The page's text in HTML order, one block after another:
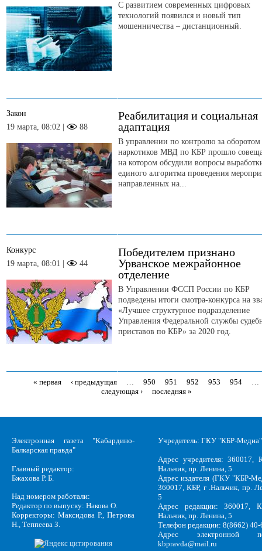
С развитием современных цифровых
технологий появился и новый тип
мошенничества – дистанционный.
Закон
19 марта, 08:02 |
88
Реабилитация и социальная
адаптация
В управлении по контролю за оборотом
наркотиков МВД по КБР прошло
на котором обсудили вопросы
единого алгоритма проведения
направленных на...
Конкурс
19 марта, 08:01 |
44
Победителем признано
Урванское межрайонное
отделение
В Управлении ФССП России по КБР
подведены итоги смотра-конкурса на
«Лучшее структурное подразделение
Управления Федеральной службы
приставов по КБР» за 2020 год.
Страницы
« первая ‹ предыдущая 950 951 952 953 954
следующая ›
последняя »
Электронная газета "Кабардино-
Балкарская правда"
Главный редактор:
Бжахова Р. Б.
Над номером работали:
Редактор по выпуску: Накова О.
Корректоры: Максидова Р., Петрова
Н., Теппеева З.
Учредитель: ГКУ "КБР-Медиа"
Адрес учредителя: 360017,
Нальчик, пр. Ленина, 5
Адрес издателя (ГКУ "КБР-
360017, КБР, г .Нальчик, пр.
5
Адрес редакции: 360017,
Нальчик, пр. Ленина, 5
Телефон редакции: 8(8662)
Адрес электронной
kbpravda@mail.ru